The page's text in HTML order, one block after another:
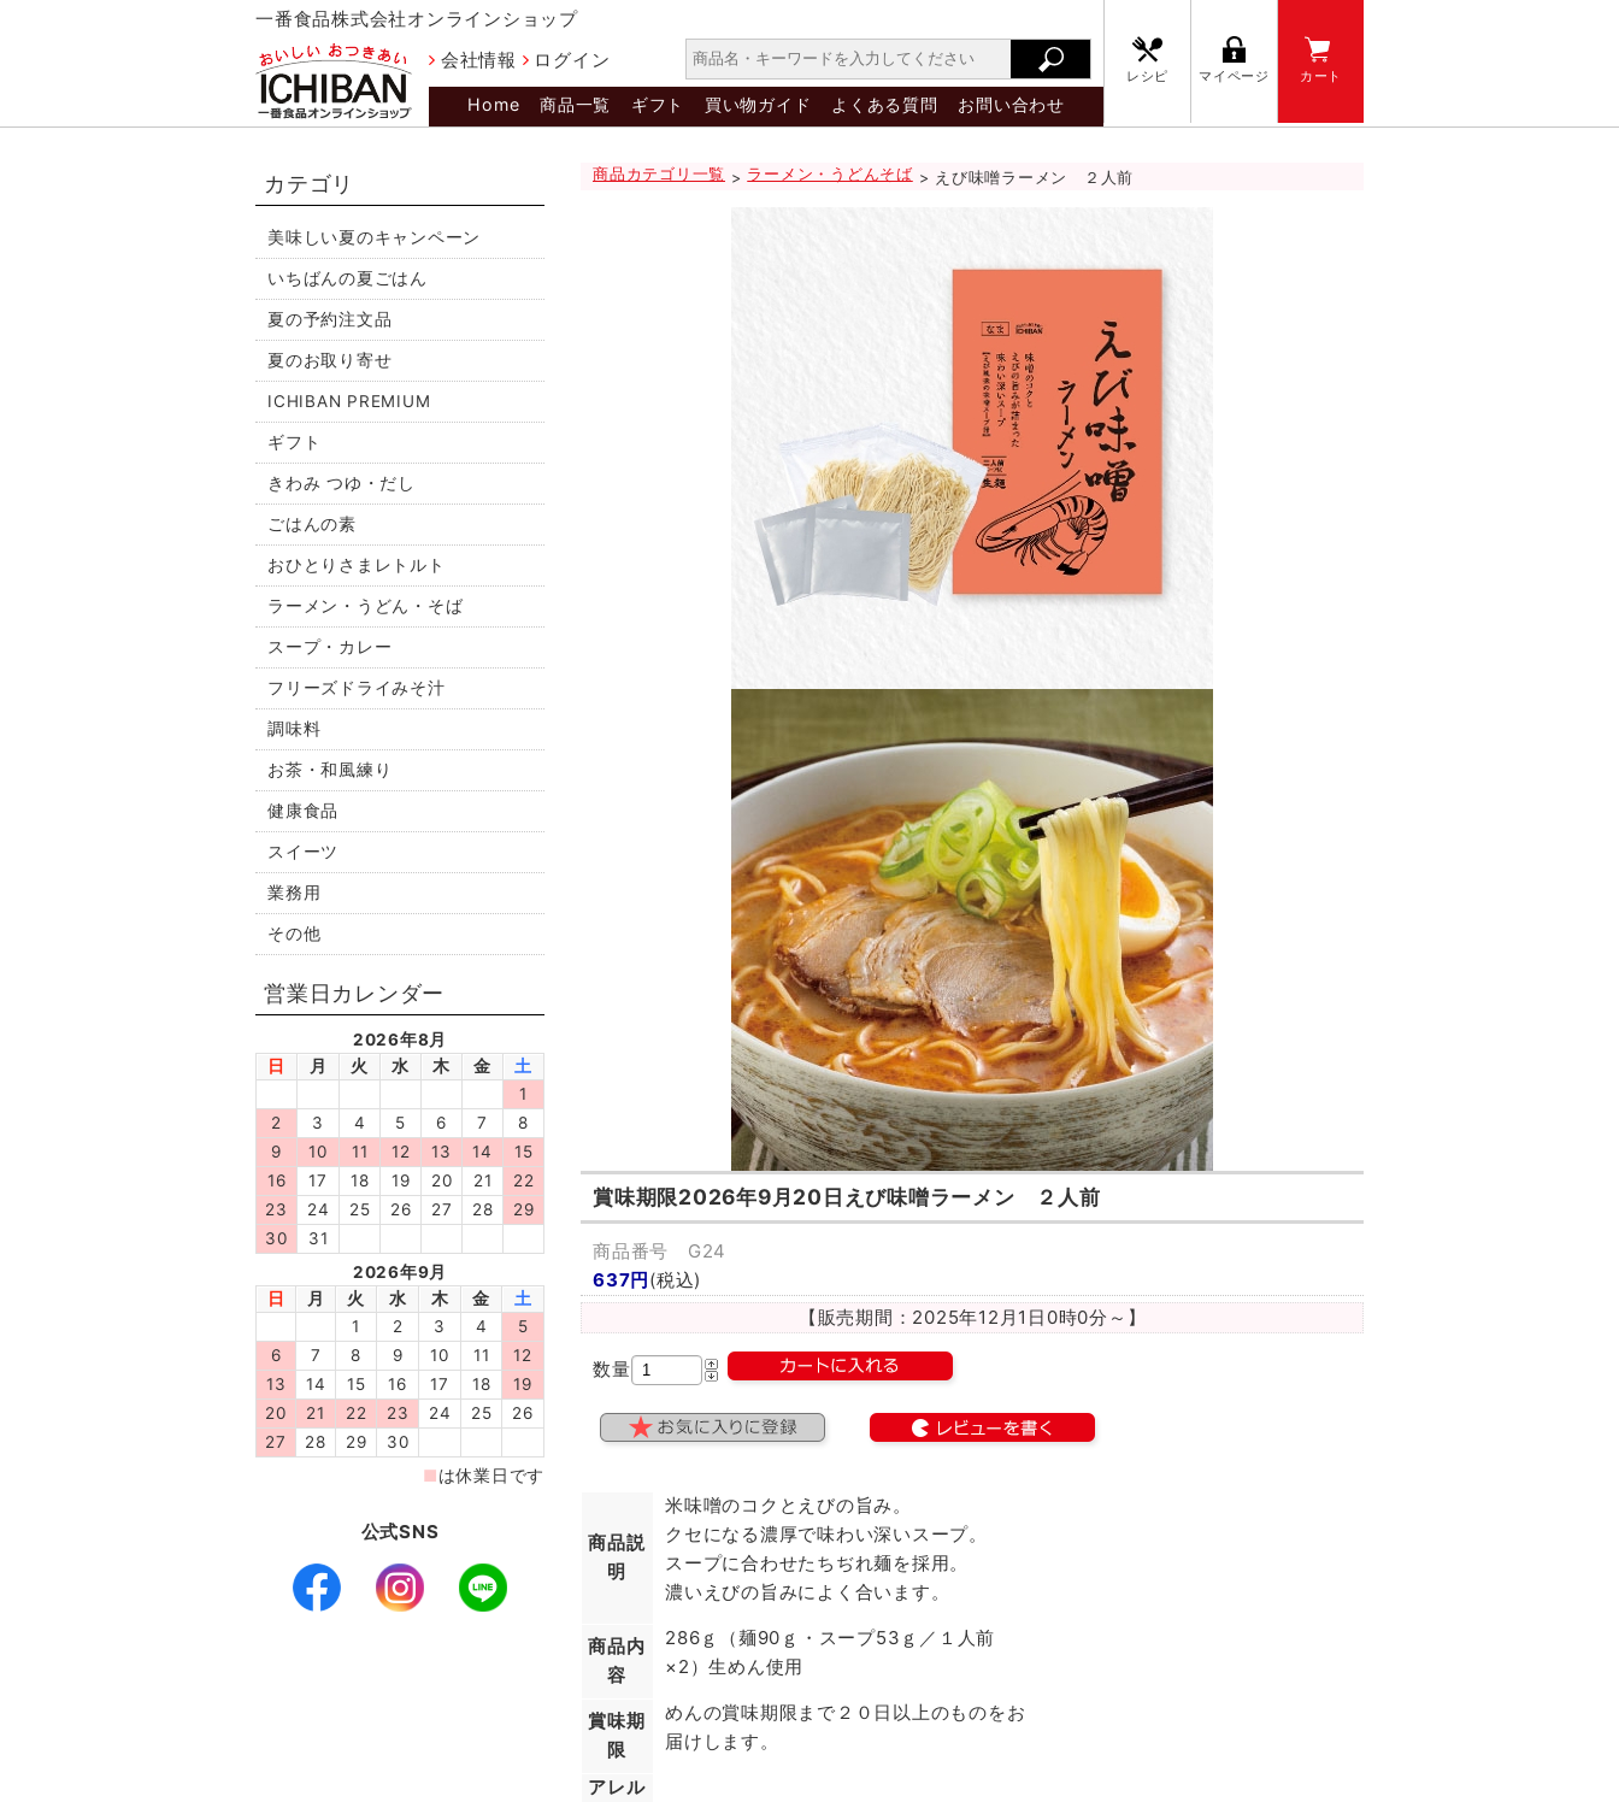
一番食品株式会社オンラインショップ
会社情報
ログイン
Home 商品一覧 ギフト 買い物ガイド よくある質問 お問い合わせ
レシピ マイページ カート
カテゴリ
美味しい夏のキャンペーン
いちばんの夏ごはん
夏の予約注文品
夏のお取り寄せ
ICHIBAN PREMIUM
ギフト
きわみ つゆ・だし
ごはんの素
おひとりさまレトルト
ラーメン・うどん・そば
スープ・カレー
フリーズドライみそ汁
調味料
お茶・和風練り
健康食品
スイーツ
業務用
その他
公式SNS
商品カテゴリ一覧 >ラーメン・うどんそば> えび味噌ラーメン ２人前
賞味期限2026年9月20日 えび味噌ラーメン ２人前
商品番号 G24
637円(税込)
【販売期間： 2025年12月1日0時0分 ～】
数量
商品説
明
米味噌のコクとえびの旨み。
クセになる濃厚で味わい深いスープ。
スープに合わせたちぢれ麺を採用。
濃いえびの旨みによく合います。
商品内
容
286ｇ（麺90ｇ・スープ53ｇ／１人前
×2）生めん使用
賞味期
限
めんの賞味期限まで２０日以上のものをお
届けします。
アレル